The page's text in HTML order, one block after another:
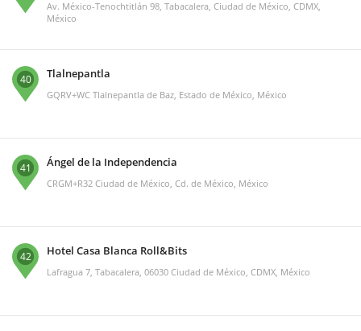
Av. México-Tenochtitlán 98, Tabacalera, Ciudad de México, CDMX,
México
40 Tlalnepantla
GQRV+WC Tlalnepantla de Baz, Estado de México, México
41 Ángel de la Independencia
CRGM+R32 Ciudad de México, Cd. de México, México
42 Hotel Casa Blanca Roll&Bits
Lafragua 7, Tabacalera, 06030 Ciudad de México, CDMX, México